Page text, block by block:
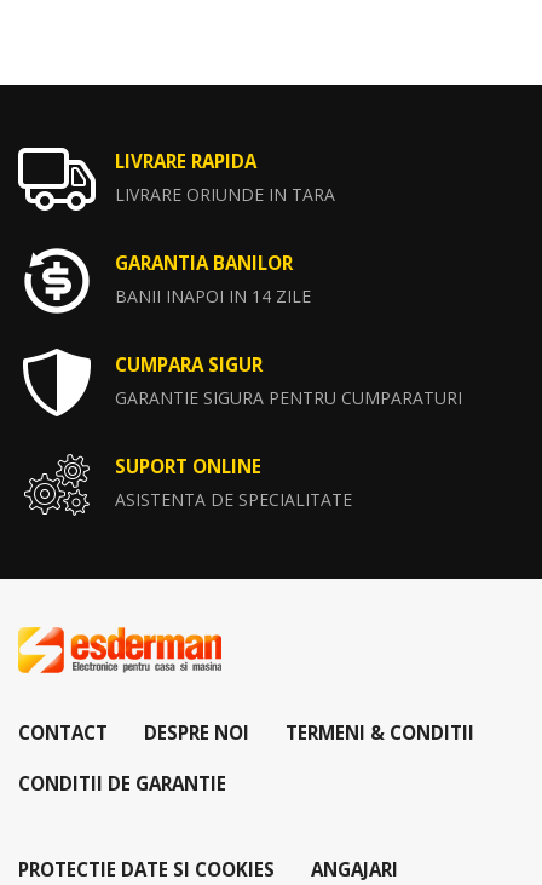
LIVRARE RAPIDA
LIVRARE ORIUNDE IN TARA
GARANTIA BANILOR
BANII INAPOI IN 14 ZILE
CUMPARA SIGUR
GARANTIE SIGURA PENTRU CUMPARATURI
SUPORT ONLINE
ASISTENTA DE SPECIALITATE
CONTACT DESPRE NOI TERMENI & CONDITII
CONDITII DE GARANTIE
PROTECTIE DATE SI COOKIES ANGAJARI